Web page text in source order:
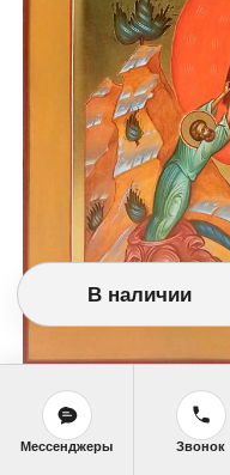
В наличии
Мессенджеры Звонок